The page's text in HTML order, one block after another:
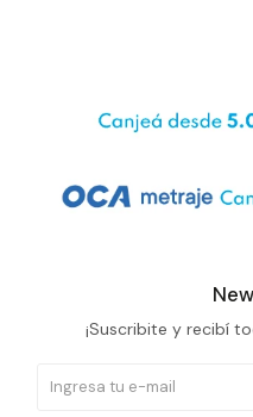
¡Suscribite y recibí